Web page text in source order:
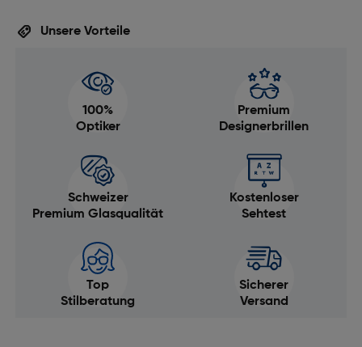
Unsere Vorteile
100%
Optiker
Premium
Designerbrillen
Schweizer
Premium Glasqualität
Kostenloser
Sehtest
Top
Stilberatung
Sicherer
Versand